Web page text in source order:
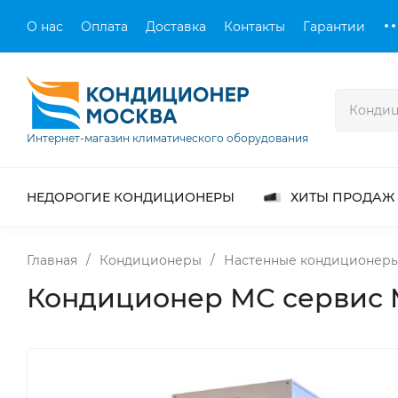
О нас Оплата Доставка Контакты Гарантии
Интернет-магазин климатического оборудования
НЕДОРОГИЕ КОНДИЦИОНЕРЫ ХИТЫ ПРОДАЖ
Главная / Кондиционеры / Настенные
Кондиционер МС сервис